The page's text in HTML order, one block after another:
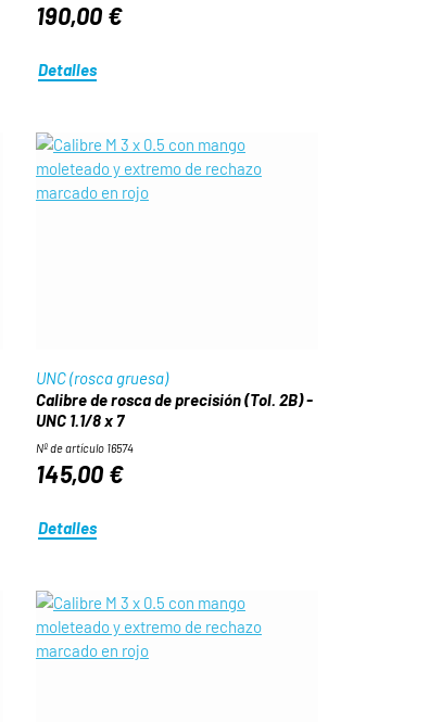
190,00 €
Detalles
UNC (rosca gruesa)
Calibre de rosca de precisión (Tol. 2B) -
UNC 1.1/8 x 7
Nº de artículo 16574
145,00 €
Detalles